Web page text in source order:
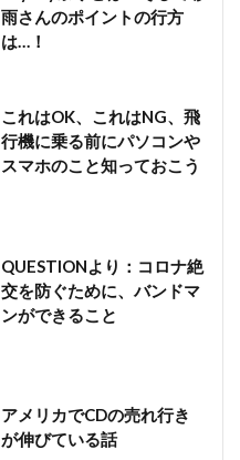
雨さんのポイントの行方
は…！
これはOK、これはNG、飛
行機に乗る前にパソコンや
スマホのこと知っておこう
QUESTIONより：コロナ絶
交を防ぐために、バンドマ
ンができること
アメリカでCDの売れ行き
が伸びている話